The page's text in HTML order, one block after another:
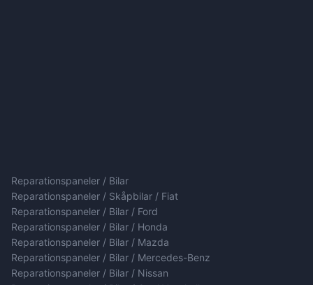
Reparationspaneler / Bilar
Reparationspaneler / Skåpbilar / Fiat
Reparationspaneler / Bilar / Ford
Reparationspaneler / Bilar / Honda
Reparationspaneler / Bilar / Mazda
Reparationspaneler / Bilar / Mercedes-Benz
Reparationspaneler / Bilar / Nissan